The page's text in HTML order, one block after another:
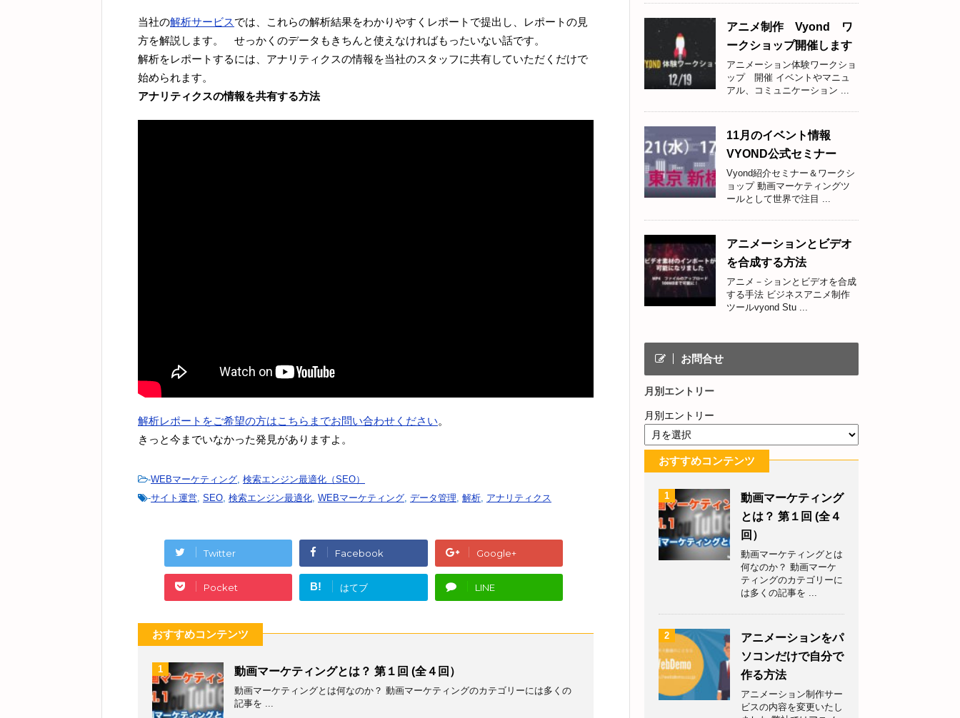
当社の解析サービスでは、これらの解析結果をわかりやすくレポートで提出し、レポートの見
方を解説します。 せっかくのデータもきちんと使えなければもったいない話です。
解析をレポートするには、アナリティクスの情報を当社のスタッフに共有していただくだけで
始められます。
アナリティクスの情報を共有する方法
解析レポートをご希望の方はこちらまでお問い合わせください。
きっと今までいなかった発見がありますよ。
-WEBマーケティング, 検索エンジン最適化（SEO）
-サイト運営, SEO, 検索エンジン最適化, WEBマーケティング, データ管理, 解析, アナリティクス
Twitter Facebook Google+
Pocket B! はてブ LINE
おすすめコンテンツ
1 動画マーケティングとは？ 第１回 (全４回）
動画マーケティングとは何なのか？ 動画マーケティングのカテゴリーには多くの
記事を ...
アニメ制作 Vyond ワ
ークショップ開催します
アニメーション体験ワークショ
ップ 開催 イベントやマニュ
アル、コミュニケーション ...
11月のイベント情報
VYOND公式セミナー
Vyond紹介セミナー＆ワークシ
ョップ 動画マーケティングツ
ールとして世界で注目 ...
アニメーションとビデオ
を合成する方法
アニメ－ションとビデオを合成
する手法 ビジネスアニメ制作
ツールvyond Stu ...
お問合せ
月別エントリー
月別エントリー
おすすめコンテンツ
1
動画マーケティング
とは？ 第１回 (全４
回）
動画マーケティングとは
何なのか？ 動画マーケ
ティングのカテゴリーに
は多くの記事を ...
2
アニメーションをパ
ソコンだけで自分で
作る方法
アニメーション制作サー
ビスの内容を変更いたし